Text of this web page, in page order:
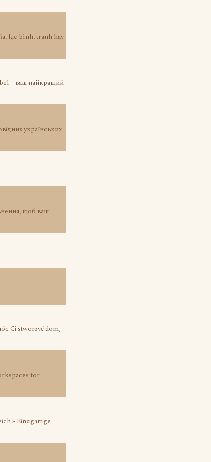
lục bình, tranh hay
– ваш найкращий
українських
щоб ваш
Ci stworzyć dom,
for
» Einzigartige